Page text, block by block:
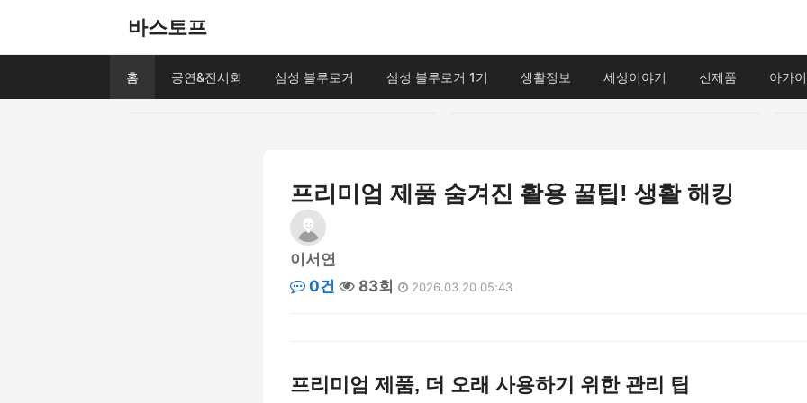
바스토프
홈 공연&전시회 삼성 블루로거 삼성 블루로거 1기 생활정보 세상이야기 신제품 아가
프리미엄 제품 숨겨진 활용 꿀팁! 생활 해킹
이서연
0건
83회 2026.03.20 05:43
프리미엄 제품, 더 오래 사용하기 위한 관리 팁